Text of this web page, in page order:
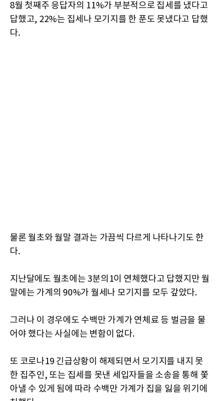
8월 첫째주 응답자의 11%가 부분적으로 집세를 냈다고
답했고, 22%는 집세나 모기지를 한 푼도 못냈다고 답했
다.
물론 월초와 월말 결과는 가끔씩 다르게 나타나기도 한
다.
지난달에도 월초에는 3분의1이 연체했다고 답했지만 월
말에는 가계의 90%가 월세나 모기지를 모두 갚았다.
그러나 이 경우에도 수백만 가계가 연체료 등 벌금을 물
어야 했다는 사실에는 변함이 없다.
또 코로나19 긴급상황이 해제되면서 모기지를 내지 못
한 집주인, 또는 집세를 못낸 세입자들을 소송을 통해 쫓
아낼 수 있게 됨에 따라 수백만 가계가 집을 잃을 위기에